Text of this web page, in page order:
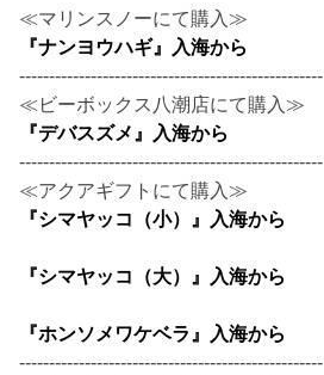
≪マリンスノーにて購入≫
『ナンヨウハギ』入海から
---------------------------------------------------
≪ビーボックス八潮店にて購入≫
『デバスズメ』入海から
---------------------------------------------------
≪アクアギフトにて購入≫
『シマヤッコ（小）』入海から
『シマヤッコ（大）』入海から
『ホンソメワケベラ』入海から
---------------------------------------------------